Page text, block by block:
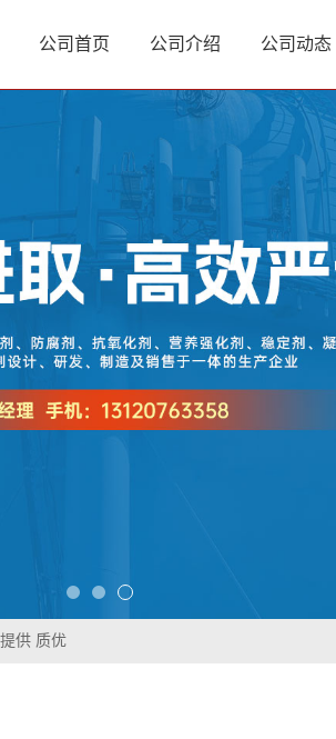
公司首页 公司介绍 公司动态
供 质优